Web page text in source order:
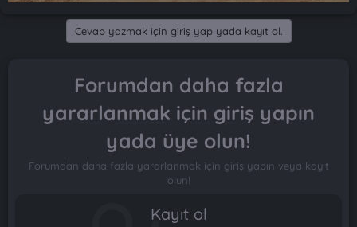
Cevap yazmak için giriş yap yada kayıt ol.
Forumdan daha fazla
yararlanmak için giriş yapın
yada üye olun!
Forumdan daha fazla yararlanmak için giriş yapın veya kayıt
olun!
Kayıt ol